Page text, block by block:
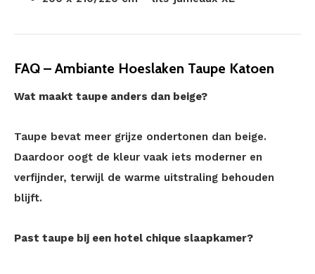
FAQ – Ambiante Hoeslaken Taupe Katoen
Wat maakt taupe anders dan beige?
Taupe bevat meer grijze ondertonen dan beige.
Daardoor oogt de kleur vaak iets moderner en
verfijnder, terwijl de warme uitstraling behouden
blijft.
Past taupe bij een hotel chique slaapkamer?